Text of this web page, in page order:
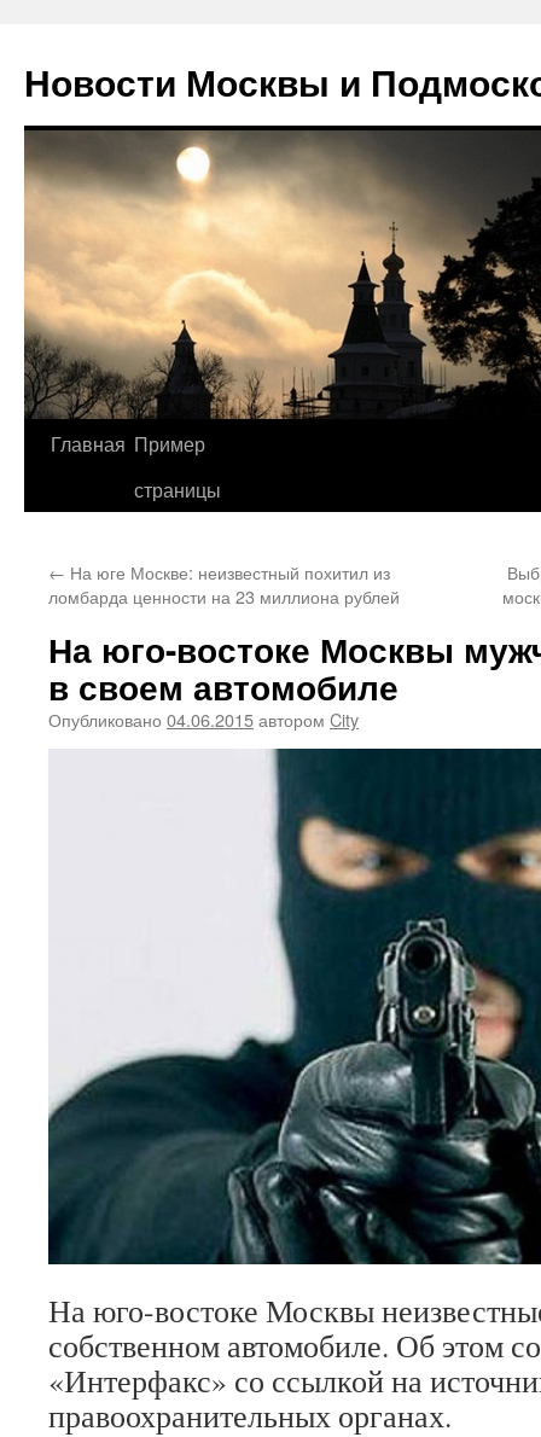
Новости Москвы и
Перейти
Главная Пример
страницы
← На юге Москве: неизвестный похитил из
ломбарда ценности на 23 миллиона рублей
На юго-востоке Москвы
в своем автомобиле
Опубликовано 04.06.2015автором City
На юго-востоке Москвы
собственном автомобиле. Об этом
«Интерфакс» со ссылкой на
правоохранительных органах.